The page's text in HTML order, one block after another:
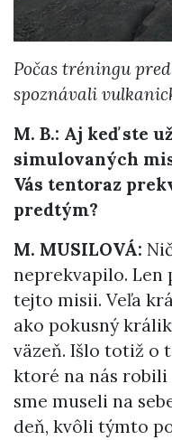
Počas tréningu
spoznávali
M. B.: Aj keď ste
simulovaných
Vás tentoraz
predtým?
M. MUSILOVÁ:
neprekvapilo. Len
tejto misii. Veľa
ako pokusný
väzeň. Išlo totiž o
ktoré na nás
sme museli na
deň, kvôli týmto